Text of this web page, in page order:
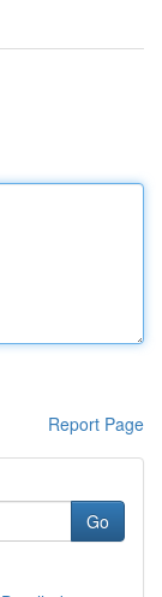
Report Page
Go